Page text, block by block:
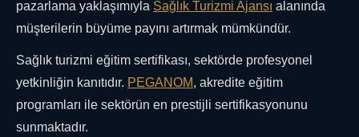
pazarlama yaklaşımıyla Sağlık Turizmi Ajansı alanında
müşterilerin büyüme payını artırmak mümkündür.
Sağlık turizmi eğitim sertifikası, sektörde profesyonel
yetkinliğin kanıtıdır. PEGANOM, akredite eğitim
programları ile sektörün en prestijli sertifikasyonunu
sunmaktadır.